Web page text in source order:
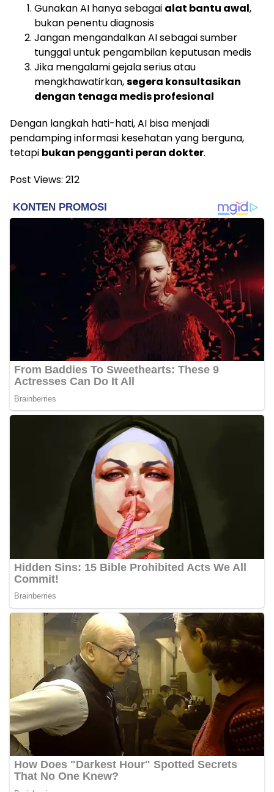
Gunakan AI hanya sebagai alat bantu awal,
bukan penentu diagnosis
Jangan mengandalkan AI sebagai sumber
tunggal untuk pengambilan keputusan medis
Jika mengalami gejala serius atau
mengkhawatirkan,segera konsultasikan
dengan tenaga medis profesional
Dengan langkah hati-hati, AI bisa menjadi
pendamping informasi kesehatan yang berguna,
tetapi bukan pengganti peran dokter.
Post Views: 212